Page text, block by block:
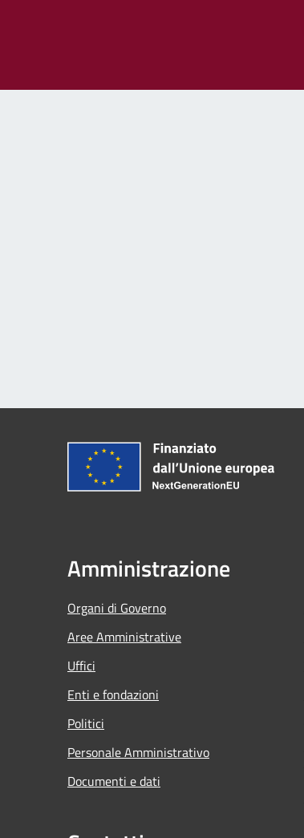
Amministrazione
Organi di Governo
Aree Amministrative
Uffici
Enti e fondazioni
Politici
Personale Amministrativo
Documenti e dati